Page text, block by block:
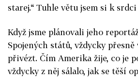
starej.“ Tuhle větu jsem si k
Když jsme plánovali jeho
Spojených států, vždycky přesně
přivézt. Čím Amerika žije, co je
vždycky z něj sálalo, jak se těší